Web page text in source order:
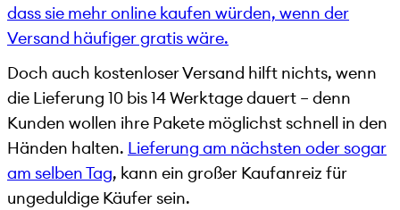
dass sie mehr online kaufen würden, wenn der
Versand häufiger gratis wäre.
Doch auch kostenloser Versand hilft nichts, wenn
die Lieferung 10 bis 14 Werktage dauert – denn
Kunden wollen ihre Pakete möglichst schnell in den
Händen halten. Lieferung am nächsten oder sogar
am selben Tag, kann ein großer Kaufanreiz für
ungeduldige Käufer sein.